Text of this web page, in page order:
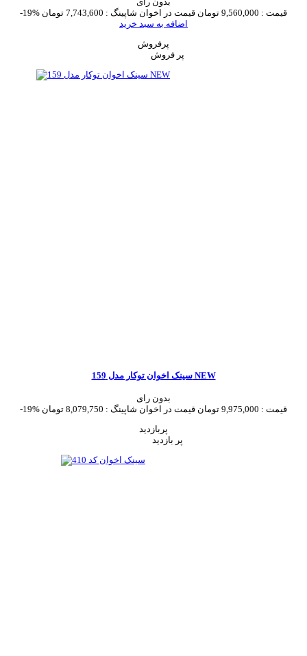
-19%
قیمت : 9,560,000 تومان قیمت در اخوان شاپینگ : 7,743,600 تومان
اضافه به سبد خرید
پرفروش
سینک اخوان توکار مدل 159 NEW
بدون رای
-19%
قیمت : 9,975,000 تومان قیمت در اخوان شاپینگ : 8,079,750 تومان
پربازدید
پر بازدید